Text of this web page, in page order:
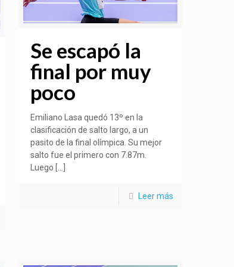
Se escapó la
final por muy
poco
Emiliano Lasa quedó 13º en la
clasificación de salto largo, a un
pasito de la final olímpica. Su mejor
salto fue el primero con 7.87m.
Luego
Leer más